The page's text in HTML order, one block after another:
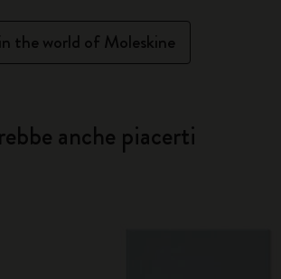
the world of Moleskine
anche piacerti